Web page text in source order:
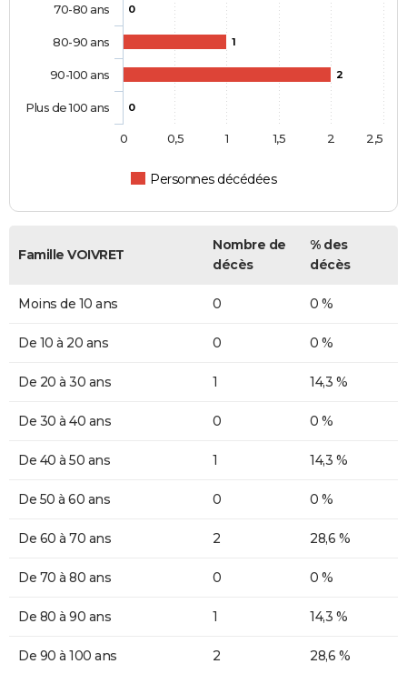
0
1
2
0
Personnes décédées
70-80 ans
80-90 ans
90-100 ans
Plus de 100 ans
0 0,5 1 1,5 2 2,5
Famille VOIVRET
Nombre de
décès
% des
décès
Moins de 10 ans 0 0 %
De 10 à 20 ans 0 0 %
De 20 à 30 ans 1 14,3 %
De 30 à 40 ans 0 0 %
De 40 à 50 ans 1 14,3 %
De 50 à 60 ans 0 0 %
De 60 à 70 ans 2 28,6 %
De 70 à 80 ans 0 0 %
De 80 à 90 ans 1 14,3 %
De 90 à 100 ans 2 28,6 %